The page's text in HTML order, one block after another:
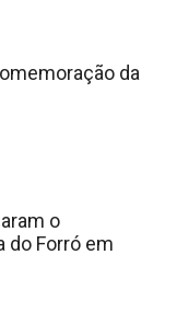
da
o
do Forró em